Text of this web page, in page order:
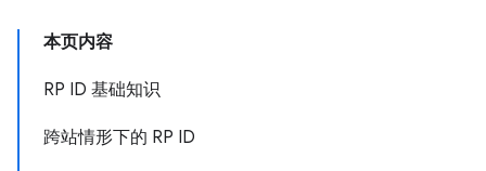
本页内容
RP ID 基础知识
跨站情形下的 RP ID